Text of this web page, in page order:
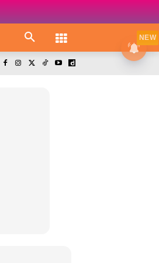
NEW